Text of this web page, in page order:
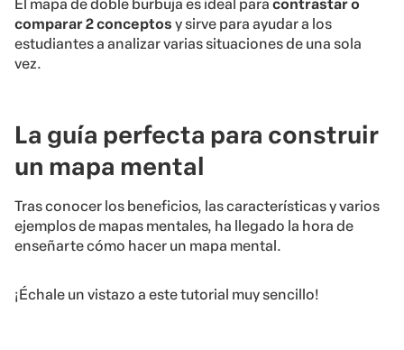
El mapa de doble burbuja es ideal para contrastar o
comparar 2 conceptos y sirve para ayudar a los
estudiantes a analizar varias situaciones de una sola
vez.
La guía perfecta para construir
un mapa mental
Tras conocer los beneficios, las características y varios
ejemplos de mapas mentales, ha llegado la hora de
enseñarte cómo hacer un mapa mental.
¡Échale un vistazo a este tutorial muy sencillo!